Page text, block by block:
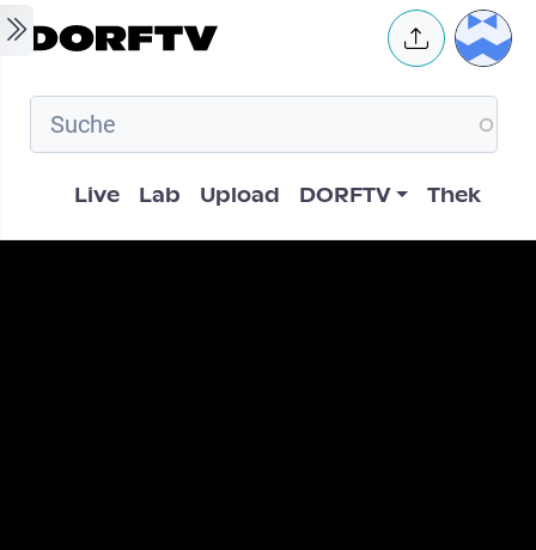
Skip to main content User
Hauptnavigation
Live Lab Upload DORFTV Thek